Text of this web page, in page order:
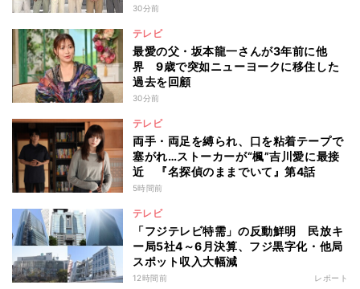
30分前
テレビ
最愛の父・坂本龍一さんが3年前に他
界 9歳で突如ニューヨークに移住した
過去を回顧
30分前
テレビ
両手・両足を縛られ、口を粘着テープで
塞がれ…ストーカーが“楓”吉川愛に最接
近 『名探偵のままでいて』第4話
5時間前
テレビ
「フジテレビ特需」の反動鮮明 民放キ
ー局5社4～6月決算、フジ黒字化・他局
スポット収入大幅減
12時間前 レポート